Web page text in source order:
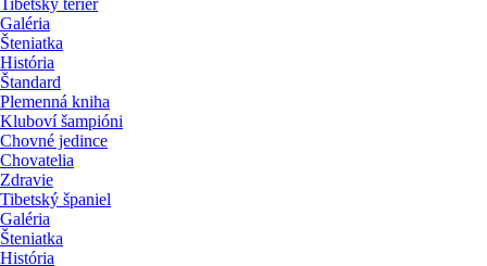
Tibetský teriér
Galéria
Šteniatka
História
Štandard
Plemenná kniha
Kluboví šampióni
Chovné jedince
Chovatelia
Zdravie
Tibetský španiel
Galéria
Šteniatka
História